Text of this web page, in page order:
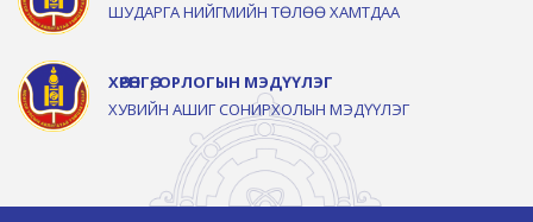
ШУДАРГА НИЙГМИЙН ТӨЛӨӨ ХАМТДАА
ХӨРӨНГӨ, ОРЛОГЫН МЭДҮҮЛЭГ
ХУВИЙН АШИГ СОНИРХОЛЫН МЭДҮҮЛЭГ